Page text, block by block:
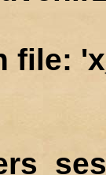
file: